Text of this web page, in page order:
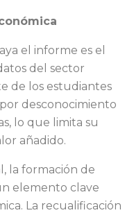
el informe es el
del sector
de los estudiantes
desconocimiento
lo que limita su
añadido.
la formación de
elemento clave
La recualificación